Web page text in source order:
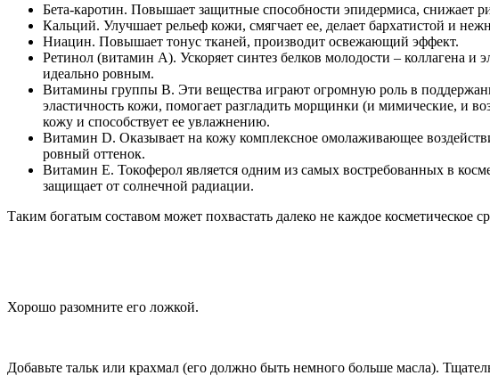
Бета-каротин. Повышает защитные способности эпидермиса, снижает
Кальций. Улучшает рельеф кожи, смягчает ее, делает бархатистой и
Ниацин. Повышает тонус тканей, производит освежающий эффект.
Ретинол (витамин А). Ускоряет синтез белков молодости – коллагена
идеально ровным.
Витамины группы В. Эти вещества играют огромную роль в
эластичность кожи, помогает разгладить морщинки (и мимические, и
кожу и способствует ее увлажнению.
Витамин D. Оказывает на кожу комплексное омолаживающее
ровный оттенок.
Витамин Е. Токоферол является одним из самых востребованных в
защищает от солнечной радиации.
Таким богатым составом может похвастать далеко не каждое косметическое
Хорошо разомните его ложкой.
Добавьте тальк или крахмал (его должно быть немного больше масла).